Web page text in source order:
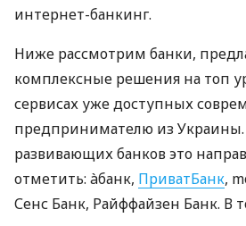
интернет-банкинг.
Ниже рассмотрим банки,
комплексные решения на топ
сервисах уже доступных
предпринимателю из
развивающих банков это
отметить: àбанк, ПриватБанк,
Сенс Банк, Райффайзен Банк. В